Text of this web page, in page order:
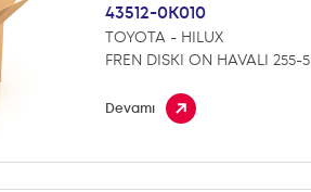
43512-0K010
TOYOTA - HILUX
FREN DISKI ON HAVALI 255-5
Devamı